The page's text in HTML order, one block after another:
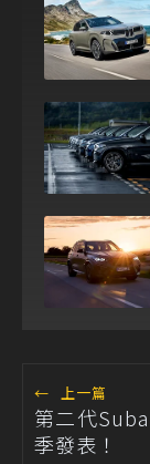
← 上一篇
第二代
季發表！